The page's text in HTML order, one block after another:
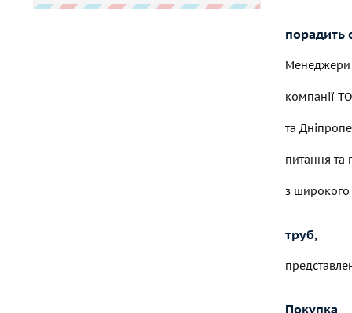
порадить
Менеджери
компанії
та
питання та
з
труб,
Покупка